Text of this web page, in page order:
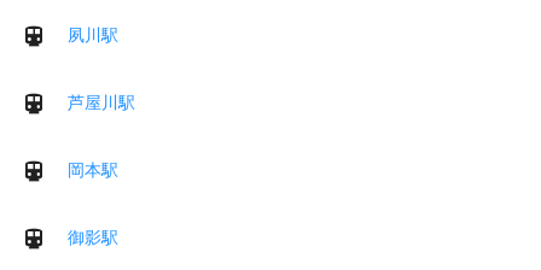
夙川駅
芦屋川駅
岡本駅
御影駅